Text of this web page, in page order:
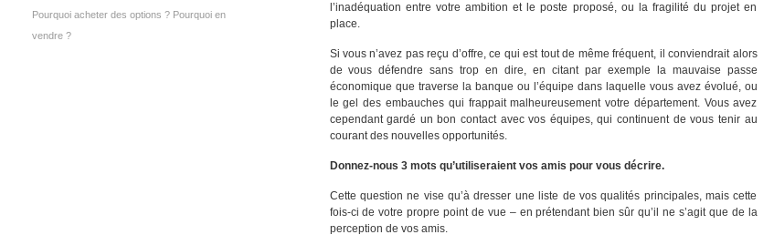
Pourquoi acheter des options ? Pourquoi en
vendre ?
l’inadéquation entre votre ambition et le poste proposé, ou la fragilité du projet en
place.
Si vous n’avez pas reçu d’offre, ce qui est tout de même fréquent, il conviendrait alors
de vous défendre sans trop en dire, en citant par exemple la mauvaise passe
économique que traverse la banque ou l’équipe dans laquelle vous avez évolué, ou
le gel des embauches qui frappait malheureusement votre département. Vous avez
cependant gardé un bon contact avec vos équipes, qui continuent de vous tenir au
courant des nouvelles opportunités.
Donnez-nous 3 mots qu’utiliseraient vos amis pour vous décrire.
Cette question ne vise qu’à dresser une liste de vos qualités principales, mais cette
fois-ci de votre propre point de vue – en prétendant bien sûr qu’il ne s’agit que de la
perception de vos amis.